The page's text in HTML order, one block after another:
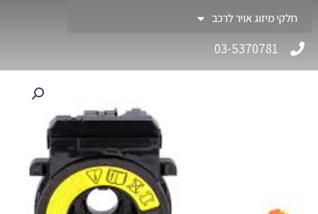
חלקי מיזוג אויר לרכב
03-5370781